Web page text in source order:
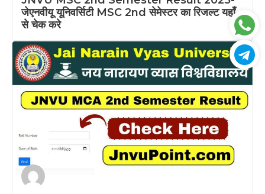
जेएनवीयू यूनिवर्सिटी MSC 2nd सेमेस्टर का रिजल्ट यहाँ
से चेक करे